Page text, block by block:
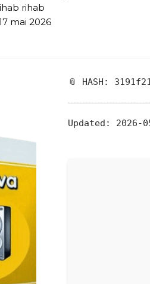
rihab
mai 2026
📎 HASH:
Updated: 2026-